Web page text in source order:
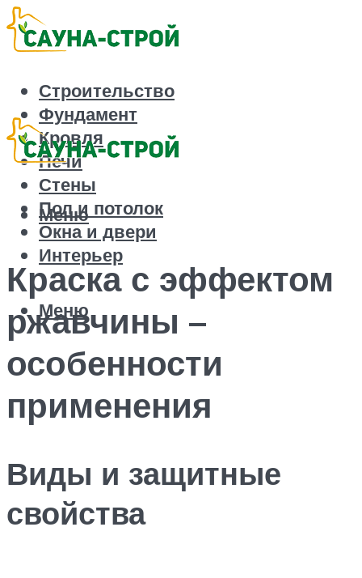
Строительство
Фундамент
Кровля
Печи
Стены
Пол и потолок
Окна и двери
Интерьер
Меню
Меню
Краска с эффектом
ржавчины –
особенности
применения
Виды и защитные
свойства